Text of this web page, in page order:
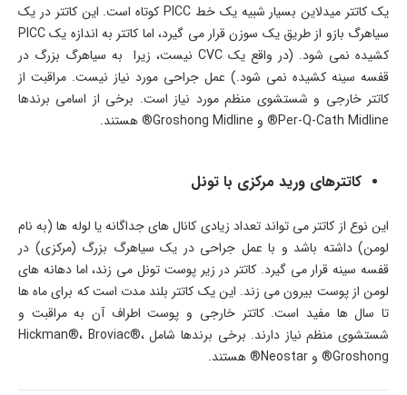
یک کاتتر میدلاین بسیار شبیه یک خط PICC کوتاه است. این کاتتر در یک
سیاهرگ بازو از طریق یک سوزن قرار می ­گیرد، اما کاتتر به اندازه یک PICC
کشیده نمی ­شود. (در واقع یک CVC نیست، زیرا به سیاهرگ بزرگ در
قفسه سینه کشیده نمی­ شود.) عمل جراحی مورد نیاز نیست. مراقبت از
کاتتر خارجی و شستشوی منظم مورد نیاز است. برخی از اسامی برندها
Per-Q-Cath Midline® و Groshong Midline® هستند.
کاتترهای ورید مرکزی با تونل
این نوع از کاتتر می ­تواند تعداد زیادی کانال­ های جداگانه یا لوله ­ها (به نام
لومن) داشته باشد و با عمل جراحی در یک سیاهرگ بزرگ (مرکزی) در
قفسه سینه قرار می­ گیرد. کاتتر در زیر پوست تونل می ­زند، اما دهانه­ های
لومن از پوست بیرون می­ زند. این یک کاتتر بلند مدت است که برای ماه ها
تا سال­ ها مفید است. کاتتر خارجی و پوست اطراف آن به مراقبت و
شستشوی منظم نیاز دارند. برخی برندها شامل Hickman®، Broviac®،
Groshong® و Neostar® هستند.